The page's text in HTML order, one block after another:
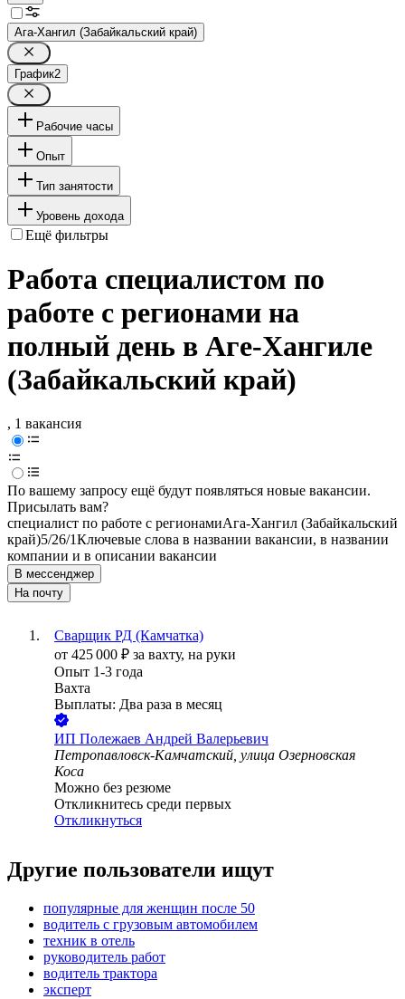
Ага-Хангил (Забайкальский край)
График2
Рабочие часы
Опыт
Тип занятости
Уровень дохода
Ещё фильтры
Работа специалистом по
работе с регионами на
полный день в Аге-Хангиле
(Забайкальский край)
, 1 вакансия
По вашему запросу ещё будут появляться новые вакансии.
Присылать вам?
специалист по работе с регионамиАга-Хангил (Забайкальский
край)5/26/1Ключевые слова в названии вакансии, в названии
компании и в описании вакансии
В мессенджер
На почту
Сварщик РД (Камчатка)
от 425 000 ₽ за вахту, на руки
Опыт 1-3 года
Вахта
Выплаты: Два раза в месяц
ИП Полежаев Андрей Валерьевич
Петропавловск-Камчатский, улица Озерновская
Коса
Можно без резюме
Откликнитесь среди первых
Откликнуться
Другие пользователи ищут
популярные для женщин после 50
водитель с грузовым автомобилем
техник в отель
руководитель работ
водитель трактора
эксперт